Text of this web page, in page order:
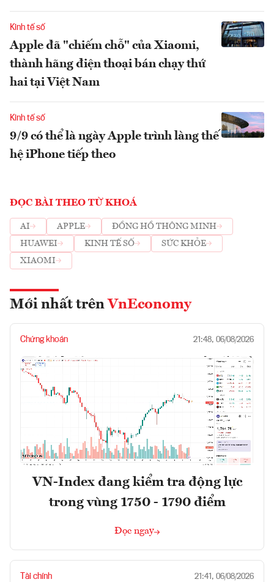
Kinh tế số
Apple đã "chiếm chỗ" của Xiaomi,
thành hãng điện thoại bán chạy thứ
hai tại Việt Nam
Kinh tế số
9/9 có thể là ngày Apple trình làng thế
hệ iPhone tiếp theo
ĐỌC BÀI THEO TỪ KHOÁ
AI APPLE
ĐỒNG HỒ THÔNG MINH
HUAWEI
KINH TẾ SỐ
SỨC KHỎE
XIAOMI
Mới nhất trên VnEconomy
Chứng khoán 21:48, 06/08/2026
VN-Index đang kiểm tra động lực
trong vùng 1750 - 1790 điểm
Đọc ngay
Tài chính 21:41, 06/08/2026